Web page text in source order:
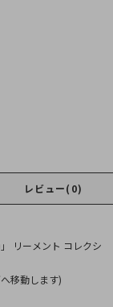
レビュー(0)
移動します)